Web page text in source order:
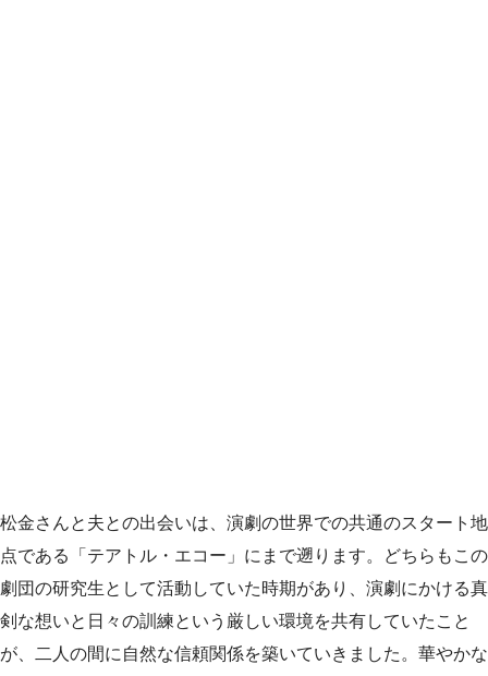
松金さんと夫との出会いは、演劇の世界での共通のスタート地
点である「テアトル・エコー」にまで遡ります。どちらもこの
劇団の研究生として活動していた時期があり、演劇にかける真
剣な想いと日々の訓練という厳しい環境を共有していたこと
が、二人の間に自然な信頼関係を築いていきました。華やかな